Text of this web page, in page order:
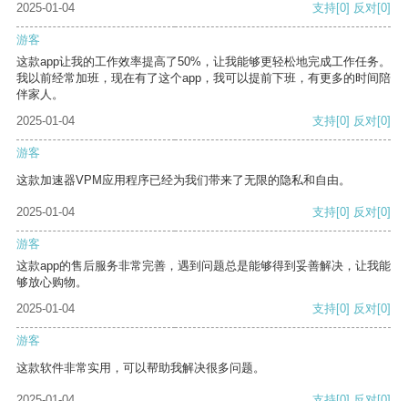
2025-01-04
支持[0] 反对[0]
游客
这款app让我的工作效率提高了50%，让我能够更轻松地完成工作任务。
我以前经常加班，现在有了这个app，我可以提前下班，有更多的时间陪
伴家人。
2025-01-04
支持[0] 反对[0]
游客
这款加速器VPM应用程序已经为我们带来了无限的隐私和自由。
2025-01-04 支持[0] 反对[0]
游客
这款app的售后服务非常完善，遇到问题总是能够得到妥善解决，让我能
够放心购物。
2025-01-04
支持[0] 反对[0]
游客
这款软件非常实用，可以帮助我解决很多问题。